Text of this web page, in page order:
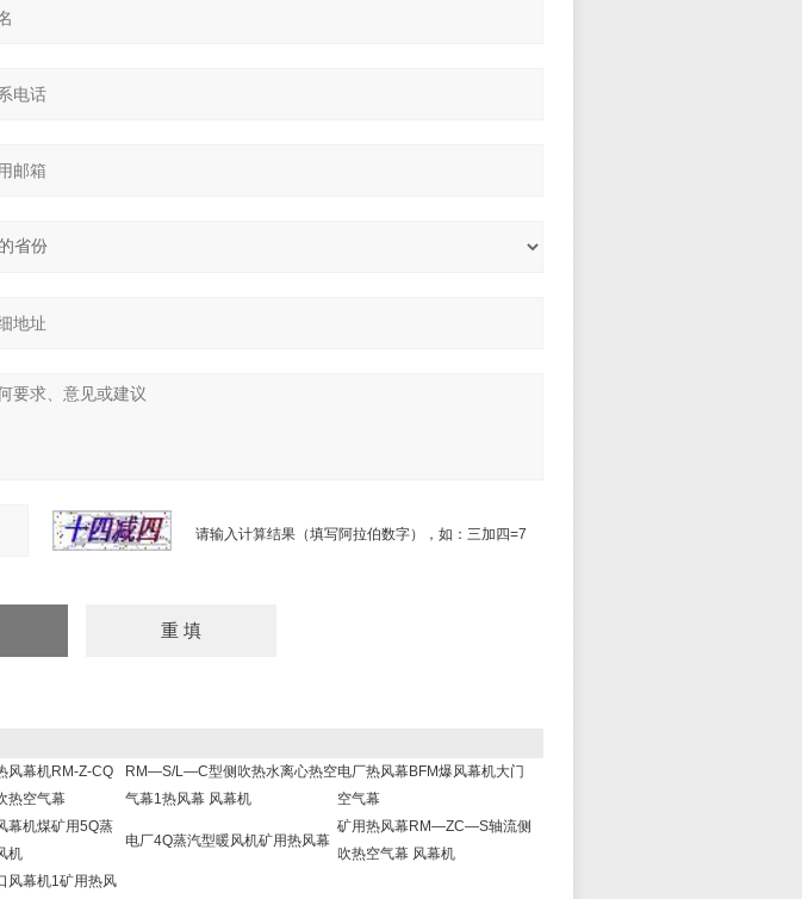
请输入计算结果（填写阿拉伯数字），如：三加四=7
风幕机RM-Z-CQ
热空气幕
RM—S/L—C型侧吹热水离心热空
气幕1热风幕 风幕机
电厂热风幕BFM爆风幕机大门
空气幕
幕机煤矿用5Q蒸
机
电厂4Q蒸汽型暖风机矿用热风幕
矿用热风幕RM—ZC—S轴流侧
吹热空气幕 风幕机
风幕机1矿用热风